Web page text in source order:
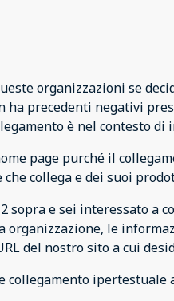
organizzazioni se
ha precedenti negativi
è nel contesto
page purché il
collega e dei suoi
sopra e sei interessato
le
del nostro sito a cui
ipertestuale